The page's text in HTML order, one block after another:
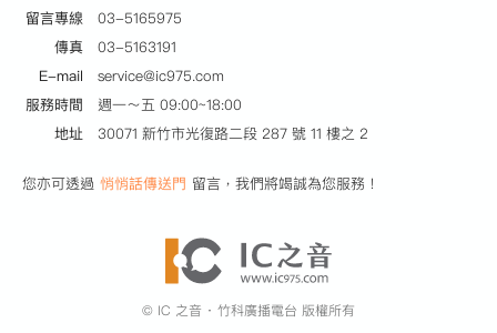
© IC 之音 ‧ 竹科廣播電台 版權所有
留言專線
03-5165975
傳真
03-5163191
E-mail
service@ic975.com
服務時間
週一～五 09:00~18:00
地址
30071 新竹市光復路二段 287 號 11 樓之 2
您亦可透過 悄悄話傳送門 留言，我們將竭誠為您服務！